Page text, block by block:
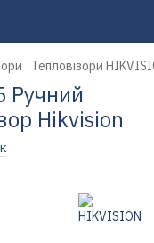
Тепловізори
Ручний
Hikvision